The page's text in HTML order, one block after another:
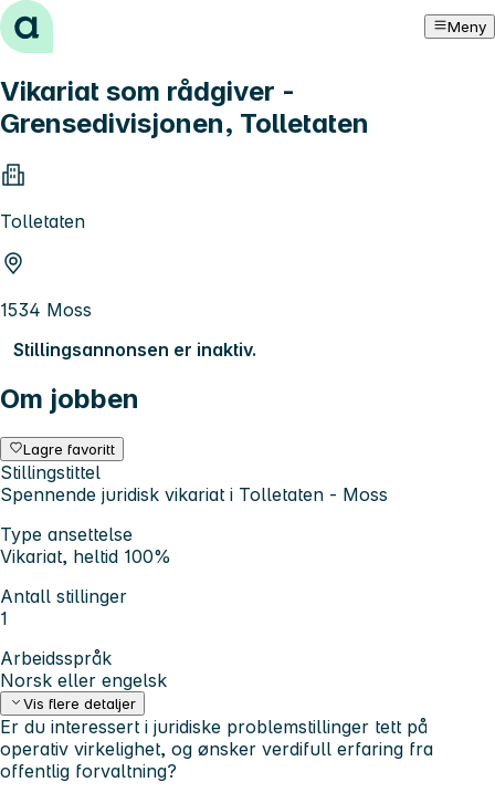
Hopp til innhold Meny
Vikariat som rådgiver -
Grensedivisjonen, Tolletaten
Tolletaten
1534 Moss
Stillingsannonsen er inaktiv.
Om jobben
Lagre favoritt
Stillingstittel
Spennende juridisk vikariat i Tolletaten - Moss
Type ansettelse
Vikariat, heltid 100%
Antall stillinger
1
Arbeidsspråk
Norsk eller engelsk
Vis flere detaljer
Er du interessert i juridiske problemstillinger tett på
operativ virkelighet, og ønsker verdifull erfaring fra
offentlig forvaltning?